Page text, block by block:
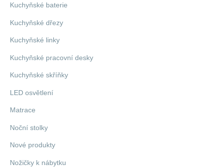
Kuchyňské baterie
Kuchyňské dřezy
Kuchyňské linky
Kuchyňské pracovní desky
Kuchyňské skříňky
LED osvětlení
Matrace
Noční stolky
Nové produkty
Nožičky k nábytku